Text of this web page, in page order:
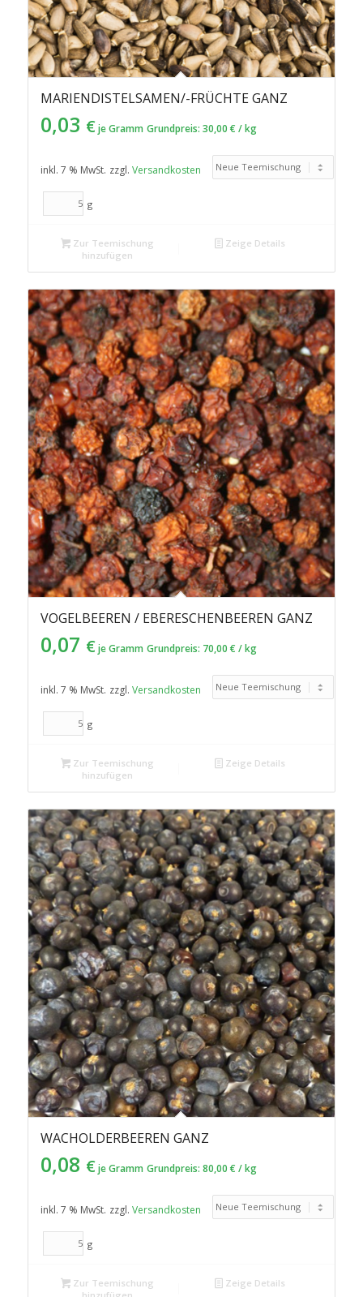
MARIENDISTELSAMEN/-FRÜCHTE GANZ
0,03 € je Gramm Grundpreis: 30,00 € /kg
inkl. 7 % MwSt. zzgl. Versandkosten
g
Zur Teemischung
hinzufügen
Zeige Details
VOGELBEEREN / EBERESCHENBEEREN GANZ
0,07 € je Gramm Grundpreis: 70,00 € /kg
inkl. 7 % MwSt. zzgl. Versandkosten
g
Zur Teemischung
hinzufügen
Zeige Details
WACHOLDERBEEREN GANZ
0,08 € je Gramm Grundpreis: 80,00 € /kg
inkl. 7 % MwSt. zzgl. Versandkosten
g
Zur Teemischung
Zeige Details